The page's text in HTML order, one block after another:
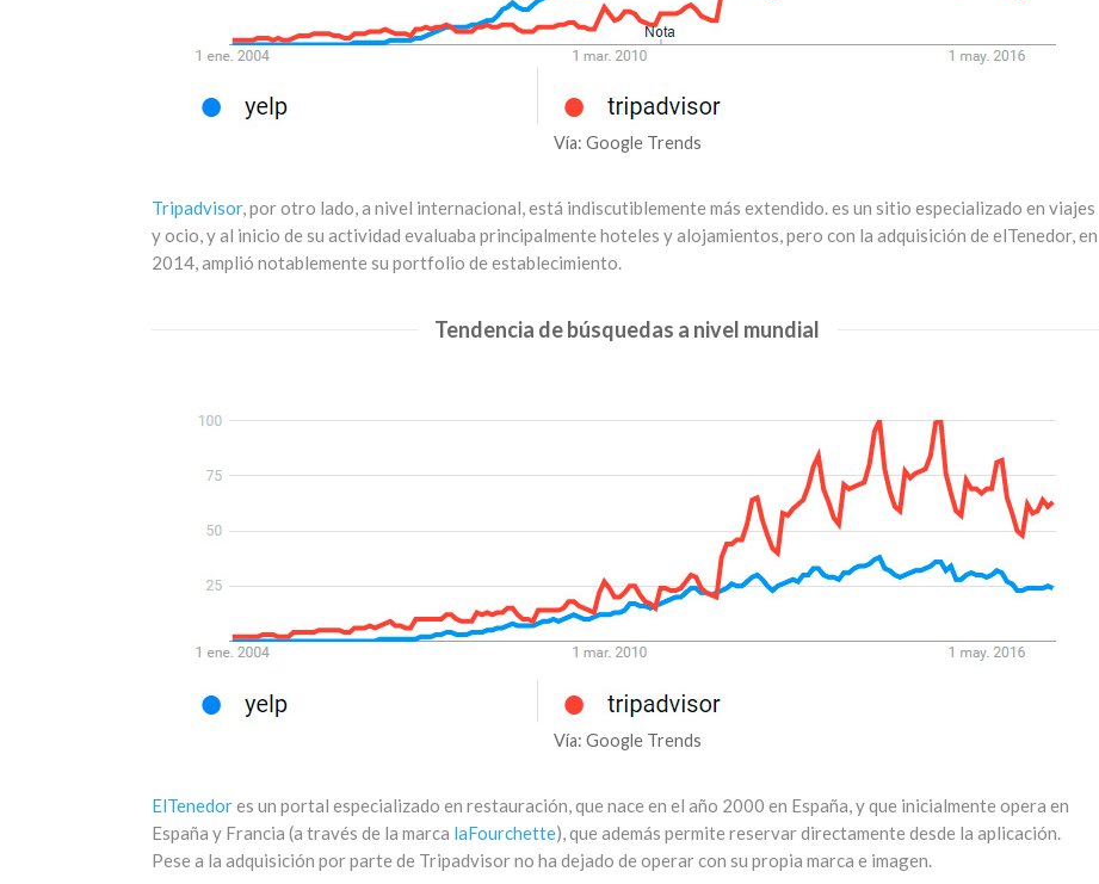
Vía: Google Trends
Tripadvisor, por otro lado, a nivel internacional, está indiscutiblemente más extendido. es un sitio especializado en viajes
y ocio, y al inicio de su actividad evaluaba principalmente hoteles y alojamientos, pero con la adquisición de elTenedor, en
2014, amplió notablemente su portfolio de establecimiento.
Tendencia de búsquedas a nivel mundial
Vía: Google Trends
ElTenedores un portal especializado en restauración, que nace en el año 2000 en España, y que inicialmente opera en
España y Francia (a través de la marca laFourchette), que además permite reservar directamente desde la aplicación.
Pese a la adquisición por parte de Tripadvisor no ha dejado de operar con su propia marca e imagen.